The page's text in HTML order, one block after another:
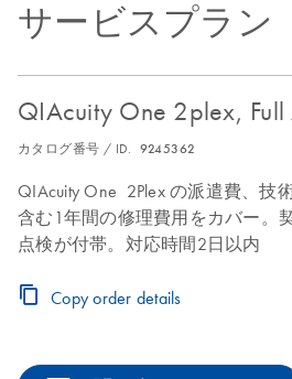
サービスプラン
QIAcuity One 2plex, Full
カタログ番号 / ID. 9245362
QIAcuity One 2Plex の派遣費、技
含む1年間の修理費用をカバー。
点検が付帯。対応時間2日以内
Copy order details